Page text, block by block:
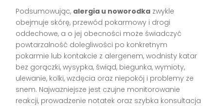
Podsumowując, alergia u noworodka zwykle
obejmuje skórę, przewód pokarmowy i drogi
oddechowe, a o jej obecności może świadczyć
powtarzalność dolegliwości po konkretnym
pokarmie lub kontakcie z alergenem, wodnisty katar
bez gorączki, wysypka, świąd, biegunka, wymioty,
ulewanie, kolki, wzdęcia oraz niepokój i problemy ze
snem. Najważniejsze jest czujne monitorowanie
reakcji, prowadzenie notatek oraz szybka konsultacja